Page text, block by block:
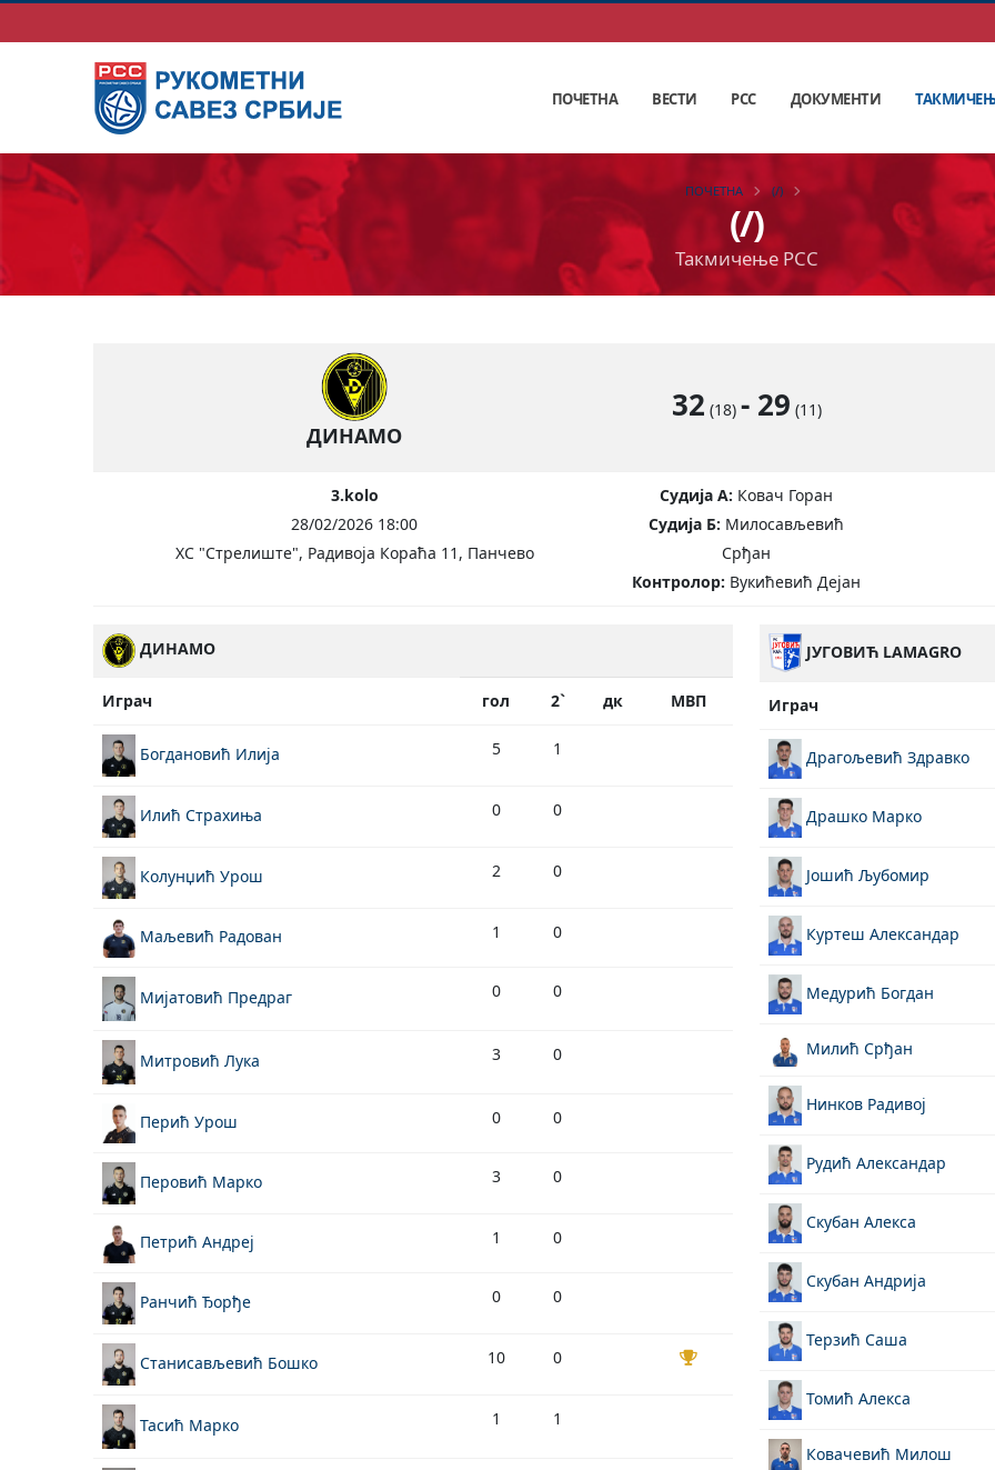
ПОЧЕТНА ВЕСТИ РСС ДОКУМЕНТИ
(/)
Такмичење РСС
ПОЧЕТНА (/)
ДИНАМО
32 (18) - 29 (11)
3.kolo
28/02/2026 18:00
ХС "Стрелиште", Радивоја Кораћа 11, Панчево
Судија А: Ковач Горан
Судија Б: Милосављевић
Срђан
Контролор: Вукићевић Дејан
ДИНАМО
Играч гол 2` дк МВП
Богдановић Илија 5 1
Илић Страхиња 0 0
Колунџић Урош 2 0
Маљевић Радован 1 0
Мијатовић Предраг 0 0
Митровић Лука 3 0
Перић Урош 0 0
Перовић Марко 3 0
Петрић Андреј 1 0
Ранчић Ђорђе 0 0
Станисављевић Бошко 10 0
Тасић Марко 1 1
ЈУГОВИЋ LAMAGRO
Играч
Драгољевић Здравко
Драшко Марко
Јошић Љубомир
Куртеш Александар
Медурић Богдан
Милић Срђан
Нинков Радивој
Рудић Александар
Скубан Алекса
Скубан Андрија
Терзић Саша
Томић Алекса
Ковачевић Милош